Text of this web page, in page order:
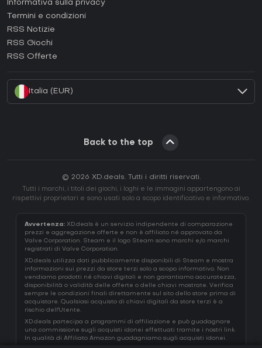
Come attivare una Epic Games CD Key?
Come attivare una GOG CD Key?
Come attivare una Ubisoft Connect CD Key?
Informativa sulla privacy
Termini e condizioni
RSS Notizie
RSS Giochi
RSS Offerte
Italia (EUR)
Back to the top
© 2026 XD.deals. Tutti i diritti riservati.
Tutti i marchi, i titoli dei giochi, i loghi e le immagini appartengono ai
rispettivi proprietari e sono usati solo a scopo identificativo e informativo.
Avvertenza: XD.deals è un servizio indipendente di comparazione
prezzi e aggregazione offerte e non è affiliato né approvato da
Valve Corporation. Steam e il logo Steam sono marchi e/o marchi
registrati di Valve Corporation.
XD.deals utilizza dati pubblicamente disponibili di Steam e mostra
informazioni sui prezzi da store terzi solo a scopo informativo. Non
vendiamo prodotti né chiavi digitali e non garantiamo accuratezza,
disponibilità o validità delle offerte o delle chiavi mostrate. Verifica
sempre le condizioni finali direttamente sul sito dello store prima di
acquistare. Qualsiasi acquisto di chiavi digitali da store terzi è a
rischio dell'Utente.
XD.deals partecipa a programmi di affiliazione e può guadagnare
una commissione sugli acquisti idonei effettuati tramite i nostri link.
In qualità di Affiliato Amazon guadagniamo sugli acquisti idonei.